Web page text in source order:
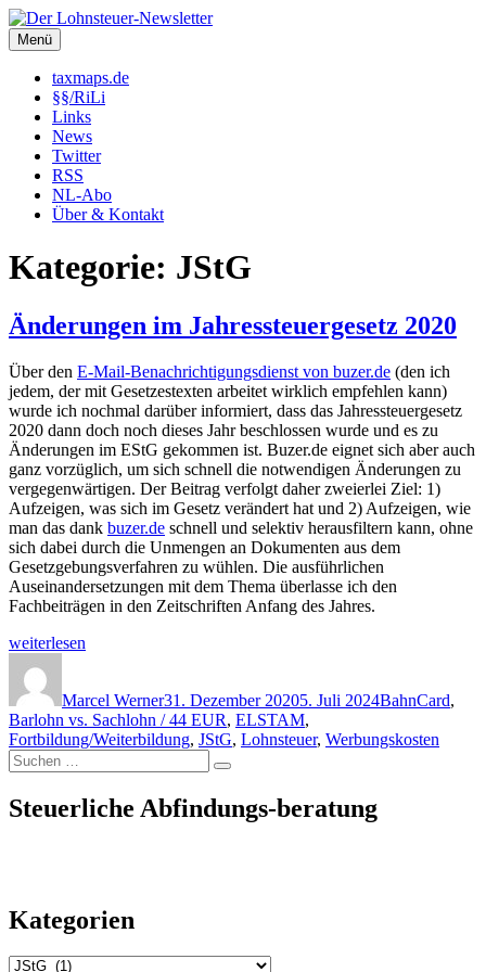
Zum
Inhalt
springen
Der Lohnsteuer-Newsletter
Steuerliche Informationen rund um das Arbeitsverhältnis (LSt,
SozVers, AR und mehr).
Menü
taxmaps.de
§§/RiLi
Links
News
Twitter
RSS
NL-Abo
Über & Kontakt
Kategorie: JStG
Änderungen im Jahressteuergesetz 2020
Über den E-Mail-Benachrichtigungsdienst von buzer.de (den ich
jedem, der mit Gesetzestexten arbeitet wirklich empfehlen kann)
wurde ich nochmal darüber informiert, dass das Jahressteuergesetz
2020 dann doch noch dieses Jahr beschlossen wurde und es zu
Änderungen im EStG gekommen ist. Buzer.de eignet sich aber auch
ganz vorzüglich, um sich schnell die notwendigen Änderungen zu
vergegenwärtigen. Der Beitrag verfolgt daher zweierlei Ziel: 1)
Aufzeigen, was sich im Gesetz verändert hat und 2) Aufzeigen, wie
man das dank buzer.de schnell und selektiv herausfiltern kann, ohne
sich dabei durch die Unmengen an Dokumenten aus dem
Gesetzgebungsverfahren zu wühlen. Die ausführlichen
Auseinandersetzungen mit dem Thema überlasse ich den
Fachbeiträgen in den Zeitschriften Anfang des Jahres.
„Änderungen
Jahressteuergesetz
2020“
weiterlesen
Marcel Werner31. Dezember 20205. Juli 2024BahnCard,
Barlohn vs. Sachlohn / 44 EUR, ELSTAM,
Fortbildung/Weiterbildung, JStG, Lohnsteuer, Werbungskosten
Suchen
nach:
Suchen
Steuerliche Abfindungs-beratung
Kategorien
Kategorien